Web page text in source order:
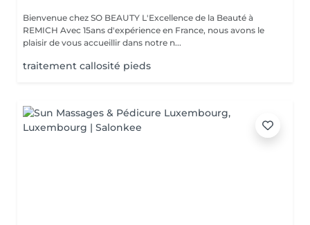
Bienvenue chez SO BEAUTY L'Excellence de la Beauté à
REMICH Avec 15ans d'expérience en France, nous avons le
plaisir de vous accueillir dans notre n...
traitement callosité pieds